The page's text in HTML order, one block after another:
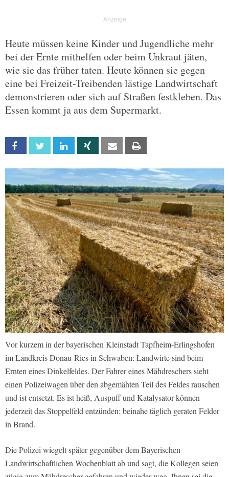
Heute müssen keine Kinder und Jugendliche mehr
bei der Ernte mithelfen oder beim Unkraut jäten,
wie sie das früher taten. Heute können sie gegen
eine bei Freizeit-Treibenden lästige Landwirtschaft
demonstrieren oder sich auf Straßen festkleben. Das
Essen kommt ja aus dem Supermarkt.
Facebook Twitter Linkedin Xing Email
Vor kurzem in der bayerischen Kleinstadt Tapfheim-Erlingshofen
im Landkreis Donau-Ries in Schwaben: Landwirte sind beim
Ernten eines Dinkelfeldes. Der Fahrer eines Mähdreschers sieht
einen Polizeiwagen über den abgemähten Teil des Feldes rauschen
und ist entsetzt. Es ist heiß, Auspuff und Katalysator können
jederzeit das Stoppelfeld entzünden; beinahe täglich geraten Felder
in Brand.
Die Polizei wiegelt später gegenüber dem Bayerischen
Landwirtschaftlichen Wochenblatt ab und sagt, die Kollegen seien